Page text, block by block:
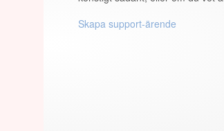
Skapa support-ärende